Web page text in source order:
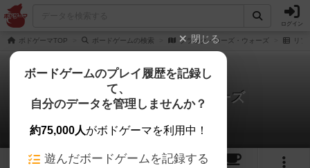
ログイン
ボドゲーマTOP ボードゲームの検索 ブラック・ローズ・ウォーズ リプ
ブラック・ローズ・ウォーズ
0件のリプレイ日記
2
閉じる
ボードゲームのプレイ履歴を記録し
て、
自分のデータを管理しませんか？
約75,000人がボドゲーマを利用中！
遊んだボードゲームを記録する